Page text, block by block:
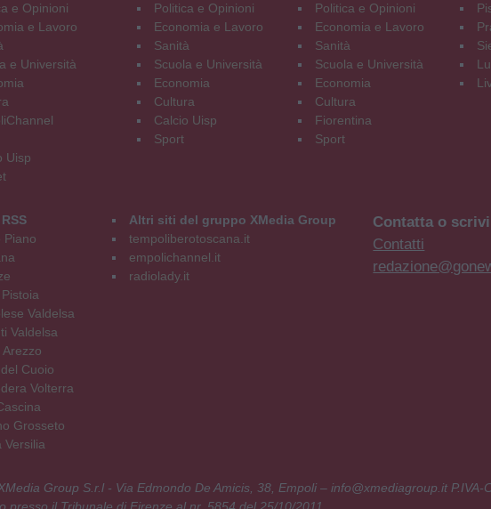
e Opinioni
e Lavoro
e Università
Uisp
Politica e Opinioni
Economia e Lavoro
Sanità
Scuola e Università
Economia
Cultura
Calcio Uisp
Sport
Politica e Opinioni
Economia e Lavoro
Sanità
Scuola e Università
Economia
Cultura
Fiorentina
Sport
Piano
Valdelsa
Valdelsa
Arezzo
Cuoio
Volterra
Grosseto
Versilia
Altri siti del gruppo XMedia Group
tempoliberotoscana.it
empolichannel.it
radiolady.it
Contatta o
Contatti
Group S.r.l - Via Edmondo De Amicis, 38, Empoli – info@xmediagroup.it P.IVA-